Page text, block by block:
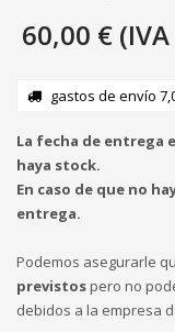
60,00 €
gastos de envío
La fecha de entrega
haya stock.
En caso de que no
entrega.
Podemos asegurarle
previstospero no
debidos a la empresa